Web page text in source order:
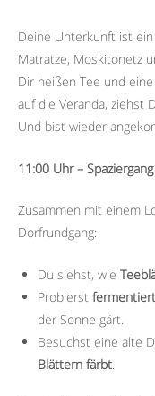
Deine Unterkunft ist
Matratze, Moskitonetz
Dir heißen Tee und
auf die Veranda, ziehst
Und bist wieder
11:00 Uhr –
Zusammen mit einem
Dorfrundgang:
Du siehst, wie
Probierst
der Sonne gärt.
Besuchst eine alte
Blättern färbt.